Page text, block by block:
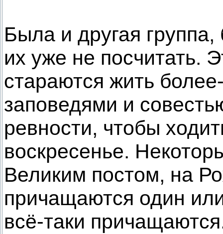
Была и другая
их уже не посчитать.
стараются жить
заповедями и
ревности, чтобы
воскресенье.
Великим постом, на
причащаются один
всё-таки